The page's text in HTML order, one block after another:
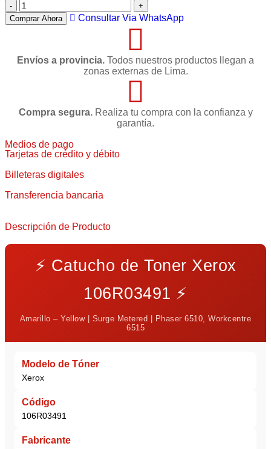
Comprar Ahora Consultar Via WhatsApp
Envíos a provincia. Todos nuestros productos llegan a
zonas externas de Lima.
Compra segura.Realiza tu compra con la confianza y
garantía.
Medios de pago
Tarjetas de crédito y débito
Billeteras digitales
Transferencia bancaria
Descripción de Producto
⚡ Catucho de Toner Xerox
106R03491 ⚡
Amarillo – Yellow | Surge Metered | Phaser 6510, Workcentre
6515
Modelo de Tóner
Xerox
Código
106R03491
Fabricante